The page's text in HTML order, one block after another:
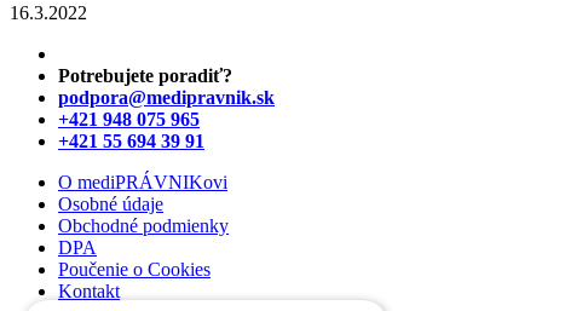
16.3.2022
Potrebujete poradiť?
podpora@medipravnik.sk
+421 948 075 965
+421 55 694 39 91
O mediPRÁVNIKovi
Osobné údaje
Obchodné podmienky
DPA
Poučenie o Cookies
Kontakt